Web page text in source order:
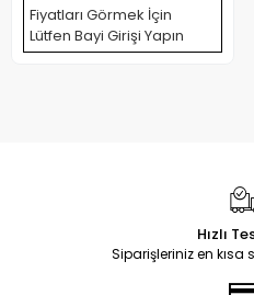
Fiyatları Görmek İçin
Lütfen Bayi Girişi Yapın
Hızlı
Siparişleriniz en kısa